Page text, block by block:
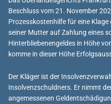
Beschluss vom 21. November
Prozesskostenhilfe für eine
seiner Mutter auf Zahlung eines
Hinterbliebenengeldes in Höhe
komme in dieser Höhe
Der Kläger ist der
Insolvenzschuldners. Er nimmt
angemessenen